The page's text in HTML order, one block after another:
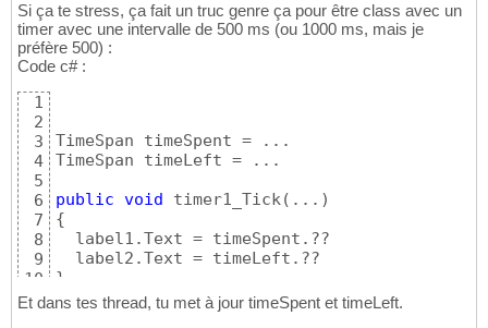
Si ça te stress, ça fait un truc genre ça pour être class avec un
timer avec une intervalle de 500 ms (ou 1000 ms, mais je
préfère 500) :
Code c# :
1
2
3
4
5
6
7
8
9
10
TimeSpan timeSpent = ...
TimeSpan timeLeft = ...
public void timer1_Tick( ... )
{
  label1.Text = timeSpent.??
}
Et dans tes thread, tu met à jour timeSpent et timeLeft.